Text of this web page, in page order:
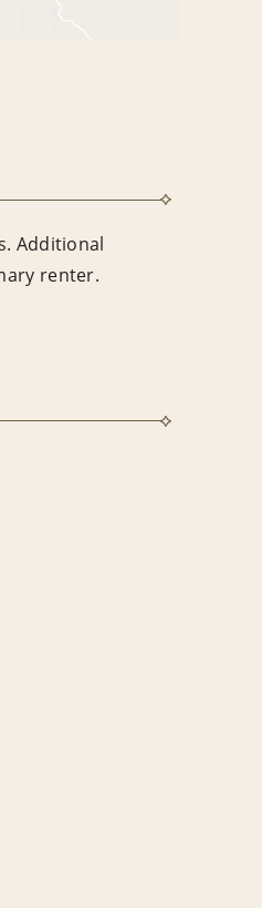
Additional
renter.